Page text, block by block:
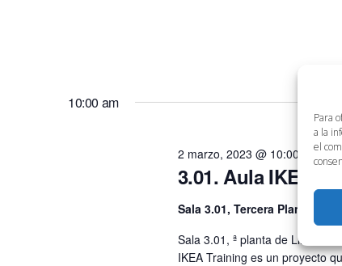
Para
a la
el
10:00 am
3.01. Aula IKEA
2 marzo, 2023 @ 10:00 am-
Sala 3.01, Tercera Planta
Sala 3.01, ª planta de Link, de
IKEA Training es un proyecto